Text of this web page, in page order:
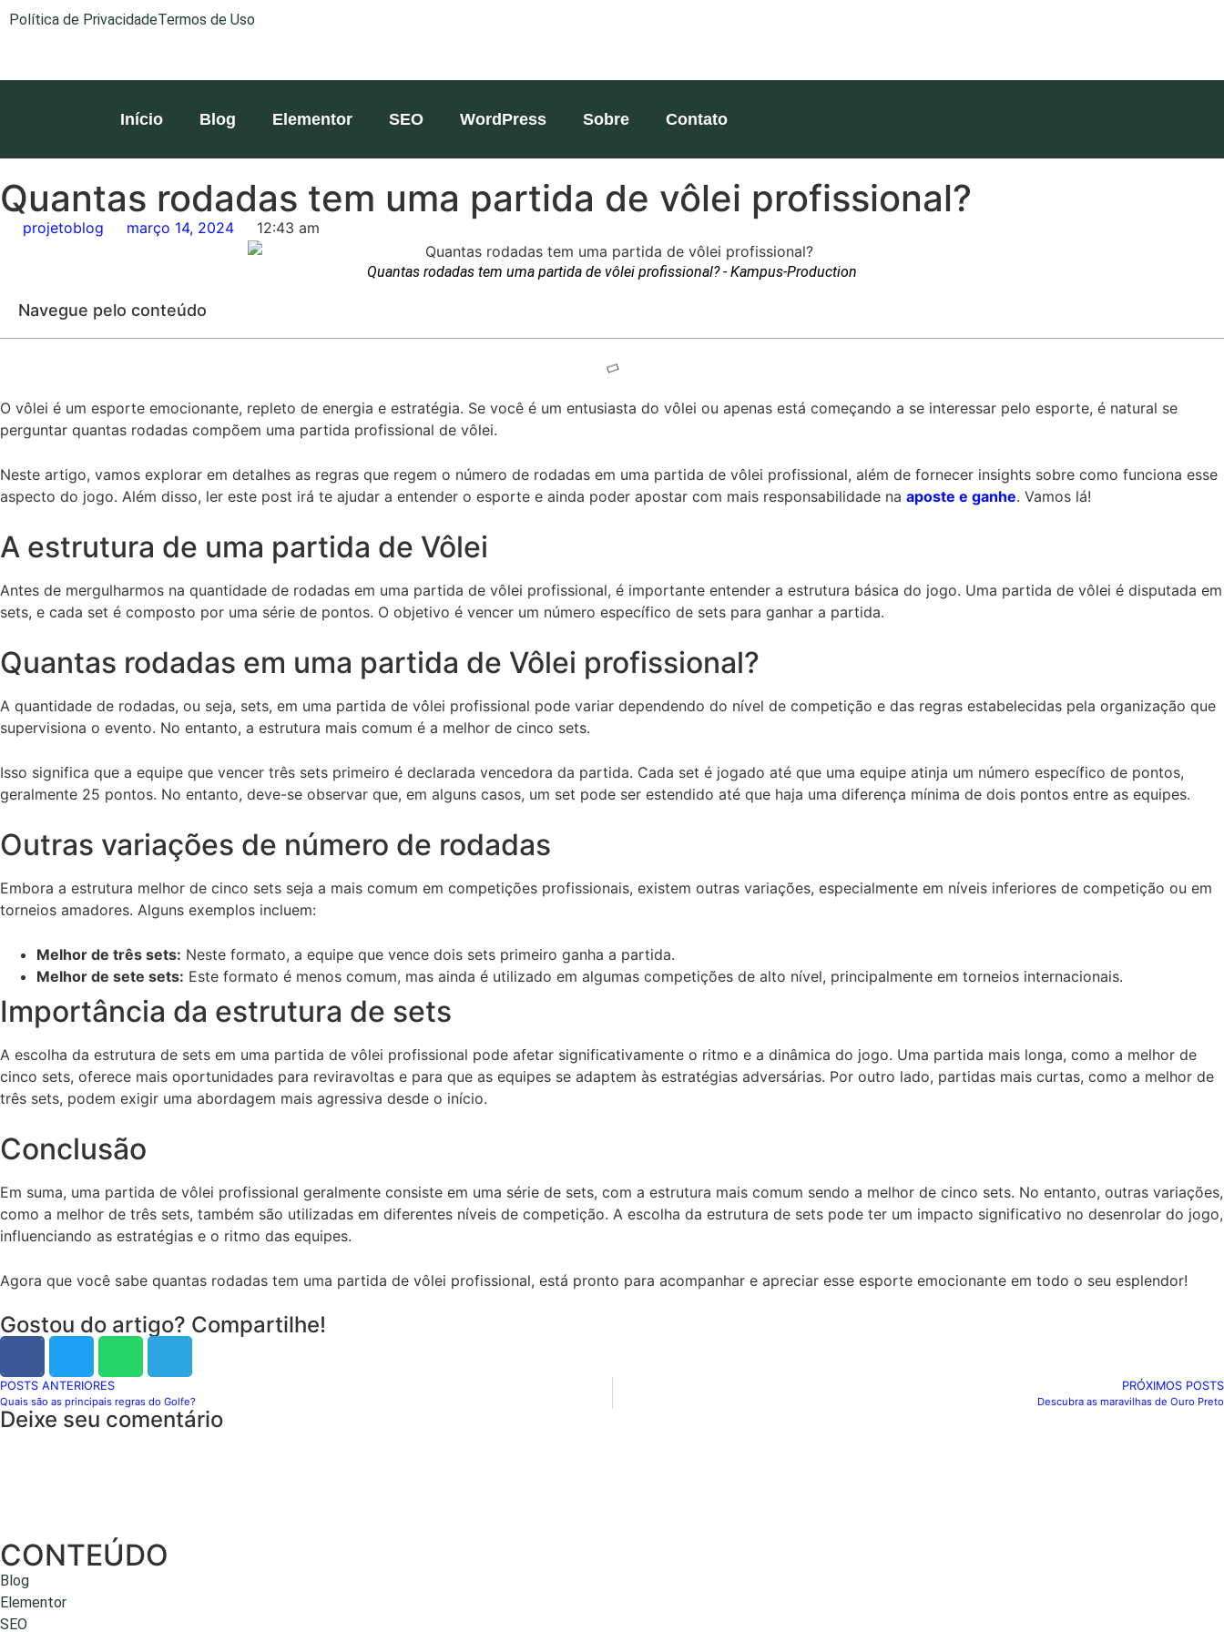
Política de PrivacidadeTermos de Uso
Início Blog Elementor SEO WordPress Sobre Contato
Quantas rodadas tem uma partida de vôlei profissional?
projetoblog março 14, 2024 12:43 am
Quantas rodadas tem uma partida de vôlei profissional? - Kampus-Production
Navegue pelo conteúdo
O vôlei é um esporte emocionante, repleto de energia e estratégia. Se você é um entusiasta do vôlei ou apenas está começando a se interessar pelo esporte, é natural se
perguntar quantas rodadas compõem uma partida profissional de vôlei.
Neste artigo, vamos explorar em detalhes as regras que regem o número de rodadas em uma partida de vôlei profissional, além de fornecer insights sobre como funciona esse
aspecto do jogo. Além disso, ler este post irá te ajudar a entender o esporte e ainda poder apostar com mais responsabilidade na aposte e ganhe. Vamos lá!
A estrutura de uma partida de Vôlei
Antes de mergulharmos na quantidade de rodadas em uma partida de vôlei profissional, é importante entender a estrutura básica do jogo. Uma partida de vôlei é disputada em
sets, e cada set é composto por uma série de pontos. O objetivo é vencer um número específico de sets para ganhar a partida.
Quantas rodadas em uma partida de Vôlei profissional?
A quantidade de rodadas, ou seja, sets, em uma partida de vôlei profissional pode variar dependendo do nível de competição e das regras estabelecidas pela organização que
supervisiona o evento. No entanto, a estrutura mais comum é a melhor de cinco sets.
Isso significa que a equipe que vencer três sets primeiro é declarada vencedora da partida. Cada set é jogado até que uma equipe atinja um número específico de pontos,
geralmente 25 pontos. No entanto, deve-se observar que, em alguns casos, um set pode ser estendido até que haja uma diferença mínima de dois pontos entre as equipes.
Outras variações de número de rodadas
Embora a estrutura melhor de cinco sets seja a mais comum em competições profissionais, existem outras variações, especialmente em níveis inferiores de competição ou em
torneios amadores. Alguns exemplos incluem:
Melhor de três sets: Neste formato, a equipe que vence dois sets primeiro ganha a partida.
Melhor de sete sets: Este formato é menos comum, mas ainda é utilizado em algumas competições de alto nível, principalmente em torneios internacionais.
Importância da estrutura de sets
A escolha da estrutura de sets em uma partida de vôlei profissional pode afetar significativamente o ritmo e a dinâmica do jogo. Uma partida mais longa, como a melhor de
cinco sets, oferece mais oportunidades para reviravoltas e para que as equipes se adaptem às estratégias adversárias. Por outro lado, partidas mais curtas, como a melhor de
três sets, podem exigir uma abordagem mais agressiva desde o início.
Conclusão
Em suma, uma partida de vôlei profissional geralmente consiste em uma série de sets, com a estrutura mais comum sendo a melhor de cinco sets. No entanto, outras variações,
como a melhor de três sets, também são utilizadas em diferentes níveis de competição. A escolha da estrutura de sets pode ter um impacto significativo no desenrolar do jogo,
influenciando as estratégias e o ritmo das equipes.
Agora que você sabe quantas rodadas tem uma partida de vôlei profissional, está pronto para acompanhar e apreciar esse esporte emocionante em todo o seu esplendor!
Gostou do artigo? Compartilhe!
POSTS ANTERIORES
Quais são as principais regras do Golfe?
PRÓXIMOS POSTS
Descubra as maravilhas de Ouro Preto
Deixe seu comentário
CONTEÚDO
Blog
Elementor
SEO